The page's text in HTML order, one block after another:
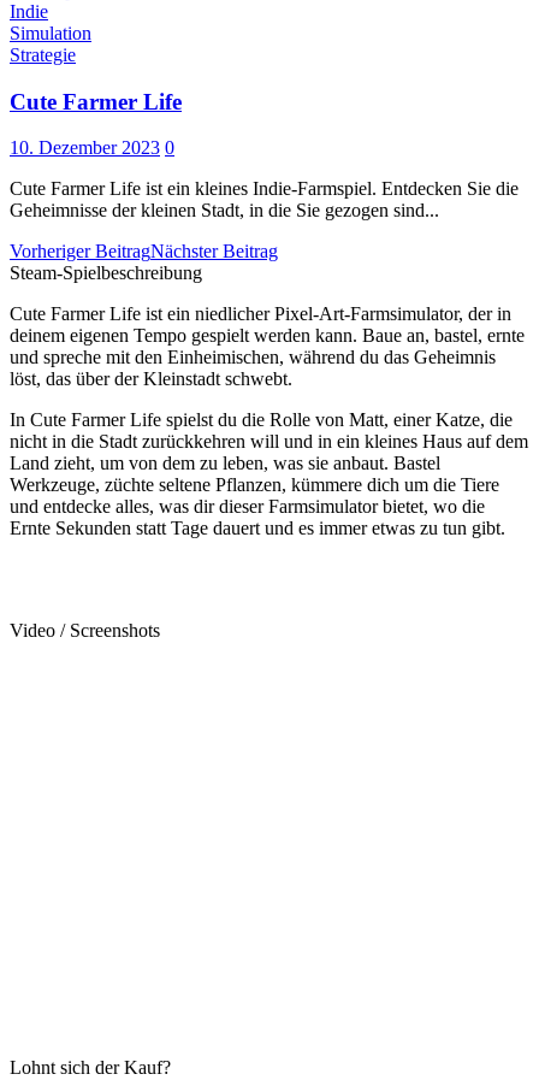
Indie
Simulation
Strategie
Cute Farmer Life
10. Dezember 2023 0
Cute Farmer Life ist ein kleines Indie-Farmspiel. Entdecken Sie die
Geheimnisse der kleinen Stadt, in die Sie gezogen sind...
Vorheriger BeitragNächster Beitrag
Steam-Spielbeschreibung
Cute Farmer Life ist ein niedlicher Pixel-Art-Farmsimulator, der in
deinem eigenen Tempo gespielt werden kann. Baue an, bastel, ernte
und spreche mit den Einheimischen, während du das Geheimnis
löst, das über der Kleinstadt schwebt.
In Cute Farmer Life spielst du die Rolle von Matt, einer Katze, die
nicht in die Stadt zurückkehren will und in ein kleines Haus auf dem
Land zieht, um von dem zu leben, was sie anbaut. Bastel
Werkzeuge, züchte seltene Pflanzen, kümmere dich um die Tiere
und entdecke alles, was dir dieser Farmsimulator bietet, wo die
Ernte Sekunden statt Tage dauert und es immer etwas zu tun gibt.
Video / Screenshots
Lohnt sich der Kauf?